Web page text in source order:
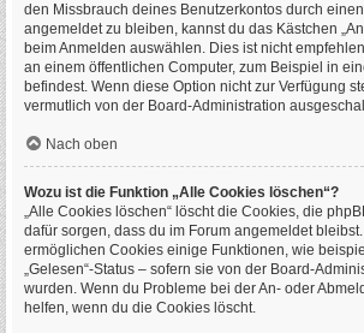
den Missbrauch deines Benutzerkontos durch
angemeldet zu bleiben, kannst du das Kästchen
beim Anmelden auswählen. Dies ist nicht
an einem öffentlichen Computer, zum Beispiel in
befindest. Wenn diese Option nicht zur Verfügung
vermutlich von der Board-Administration
Nach oben
Wozu ist die Funktion „Alle Cookies löschen“?
„Alle Cookies löschen“ löscht die Cookies, die
dafür sorgen, dass du im Forum angemeldet
ermöglichen Cookies einige Funktionen, wie
„Gelesen“-Status – sofern sie von der Board-
wurden. Wenn du Probleme bei der An- oder
helfen, wenn du die Cookies löscht.